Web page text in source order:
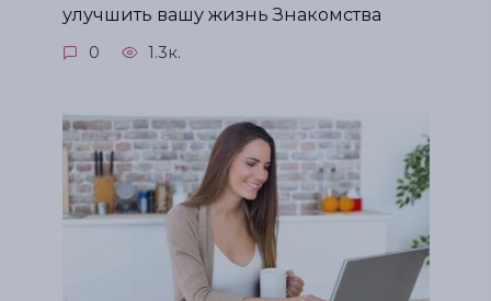
улучшить вашу жизнь Знакомства
0 1.3к.